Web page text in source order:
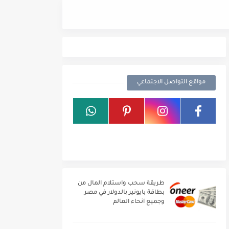
مواقع التواصل الاجتماعي
طريقة سحب واستلام المال من
بطاقة بايونير بالدولار في مصر
وجميع انحاء العالم